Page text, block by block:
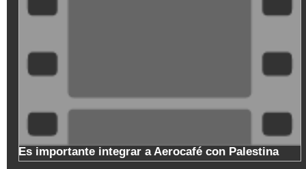
Es importante integrar a Aerocafé con Palestina